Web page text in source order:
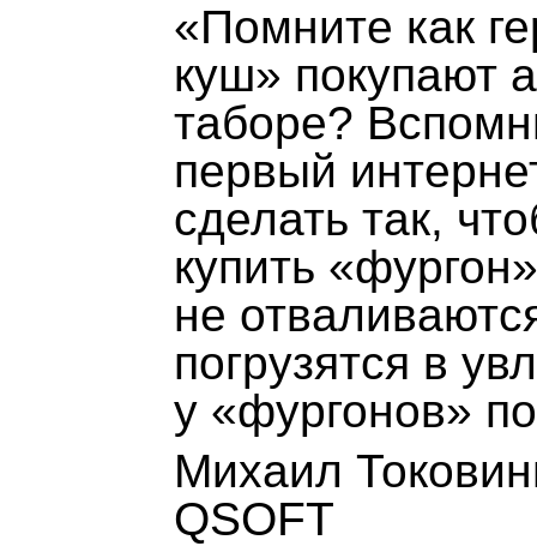
«Помните как
куш» покупают
таборе?
первый
сделать так,
купить
не
погрузятся в
у «фургонов»
Михаил
QSOFT